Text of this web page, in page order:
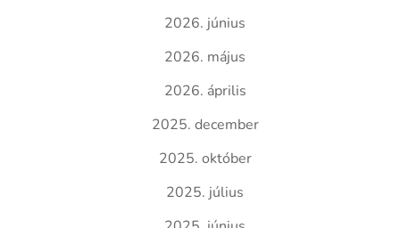
2026. június
2026. május
2026. április
2025. december
2025. október
2025. július